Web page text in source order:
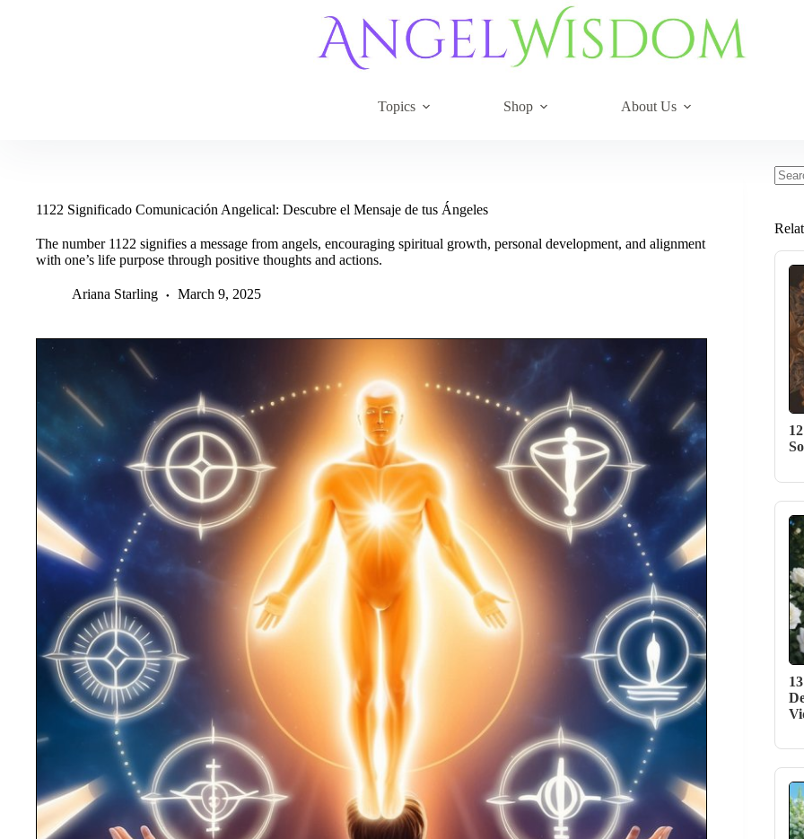
Topics Shop About Us
1122 Significado Comunicación Angelical: Descubre el Mensaje de tus Ángeles
The number 1122 signifies a message from angels, encouraging spiritual growth, personal development, and alignment
with one’s life purpose through positive thoughts and actions.
Ariana Starling March 9, 2025